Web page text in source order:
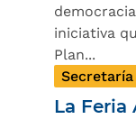
iniciativa
Plan...
La Feria